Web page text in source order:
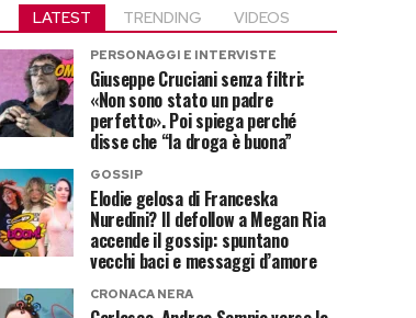
LATEST TRENDING VIDEOS
PERSONAGGI E INTERVISTE
Giuseppe Cruciani senza filtri:
«Non sono stato un padre
perfetto». Poi spiega perché
disse che “la droga è buona”
GOSSIP
Elodie gelosa di Franceska
Nuredini? Il defollow a Megan Ria
accende il gossip: spuntano
vecchi baci e messaggi d’amore
CRONACA NERA